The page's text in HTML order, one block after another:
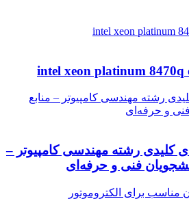
رشته مهندسی کامپیوتر – منابع
و حرفه‌ای
کلیدی رشته مهندسی کامپیوتر –
فنی و حرفه‌ای
مناسب برای الکتروموتور